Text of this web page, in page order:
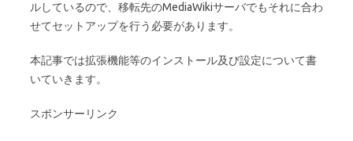
ルしているので、移転先のMediaWikiサーバでもそれに合わ
せてセットアップを行う必要があります。
本記事では拡張機能等のインストール及び設定について書
いていきます。
スポンサーリンク